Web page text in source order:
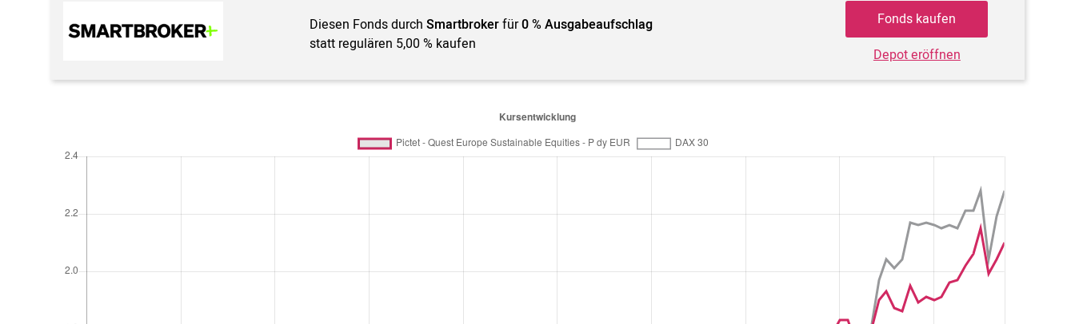
Diesen Fonds durchSmartbrokerfür0 % Ausgabeaufschlag
statt regulären 5,00 % kaufen
Fonds kaufen
Depot eröffnen